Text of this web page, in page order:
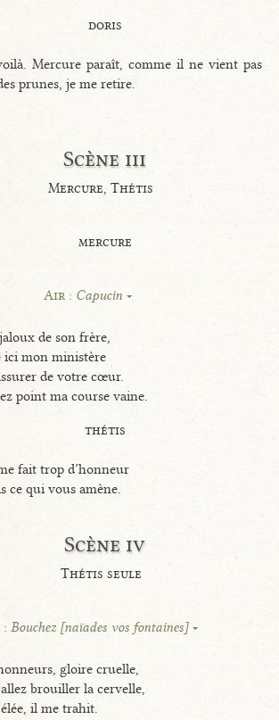
doris
Mercure paraît, comme il ne vient pas
prunes, je me retire.
Scène iii
Mercure, Thétis
mercure
Air : Capucin
de son frère,
ici mon ministère
de votre cœur.
point ma course vaine.
thétis
fait trop d’honneur
ce qui vous amène.
Scène iv
Thétis seule
Bouchez [naïades vos fontaines]
gloire cruelle,
brouiller la cervelle,
il me trahit.